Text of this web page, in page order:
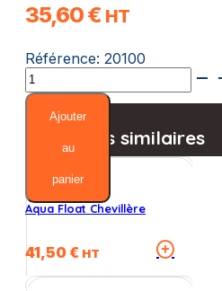
35,60€ HT
Référence: 20100
quantité
de
Aquadisc
Beco
Ajouter
au
panier
Produits similaires
Aqua Float Chevillère
41,50€ HT
Ce